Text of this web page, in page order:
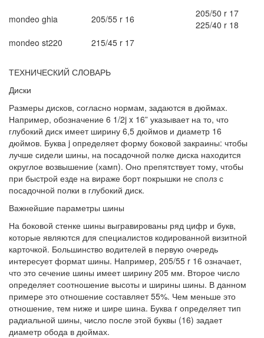
mondeo ghia
205/55 r 16
205/50 r 17
225/40 r 18
mondeo st220
215/45 r 17
ТЕХНИЧЕСКИЙ СЛОВАРЬ
Диски
Размеры дисков, согласно нормам, задаются в дюймах.
Например, обозначение 6 1/2j x 16” указывает на то, что
глубокий диск имеет ширину 6,5 дюймов и диаметр 16
дюймов. Буква j определяет форму боковой закраины: чтобы
лучше сидели шины, на посадочной полке диска находится
округлое возвышение (хамп). Оно препятствует тому, чтобы
при быстрой езде на вираже борт покрышки не сполз с
посадочной полки в глубокий диск.
Важнейшие параметры шины
На боковой стенке шины выгравированы ряд цифр и букв,
которые являются для специалистов кодированной визитной
карточкой. Большинство водителей в первую очередь
интересует формат шины. Например, 205/55 r 16 означает,
что это сечение шины имеет ширину 205 мм. Второе число
определяет соотношение высоты и ширины шины. В данном
примере это отношение составляет 55%. Чем меньше это
отношение, тем ниже и шире шина. Буква r определяет тип
радиальной шины, число после этой буквы (16) задает
диаметр обода в дюймах.